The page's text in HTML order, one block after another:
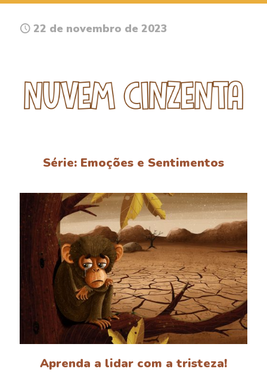
22 de novembro de 2023
Série: Emoções e Sentimentos
Aprenda a lidar com a tristeza!